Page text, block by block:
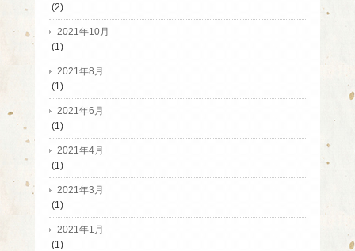
(2)
2021年10月
(1)
2021年8月
(1)
2021年6月
(1)
2021年4月
(1)
2021年3月
(1)
2021年1月
(1)